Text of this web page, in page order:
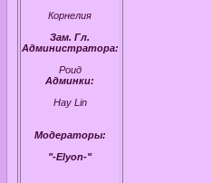
Корнелия
Зам. Гл.
Администратора:
Роид
Админки:
Hay Lin
Модераторы:
"-Elyon-"